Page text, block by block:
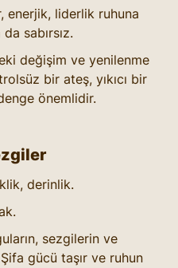
enerjik, liderlik ruhuna
sabırsız.
değişim ve yenilenme
bir ateş, yıkıcı bir
önemlidir.
derinlik.
sezgilerin ve
gücü taşır ve ruhun